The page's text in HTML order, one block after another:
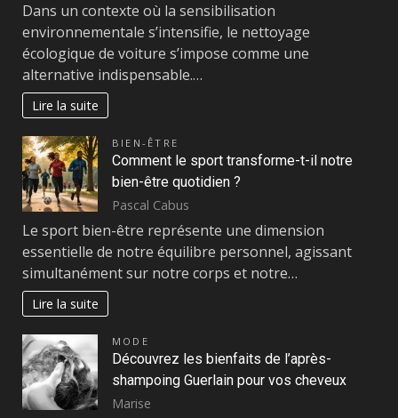
Dans un contexte où la sensibilisation
environnementale s’intensifie, le nettoyage
écologique de voiture s’impose comme une
alternative indispensable.…
Lire la suite
BIEN-ÊTRE
Comment le sport transforme-t-il notre
bien-être quotidien ?
Pascal Cabus
Le sport bien-être représente une dimension
essentielle de notre équilibre personnel, agissant
simultanément sur notre corps et notre…
Lire la suite
MODE
Découvrez les bienfaits de l’après-
shampoing Guerlain pour vos cheveux
Marise